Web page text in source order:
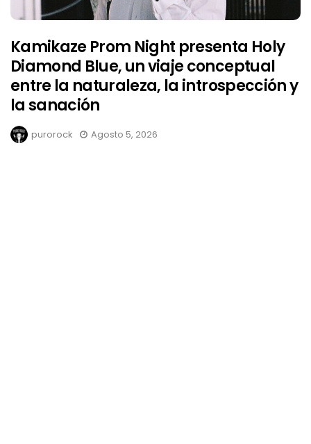
Kamikaze Prom Night presenta Holy
Diamond Blue, un viaje conceptual
entre la naturaleza, la introspección y
la sanación
purorock Agosto 5, 2026